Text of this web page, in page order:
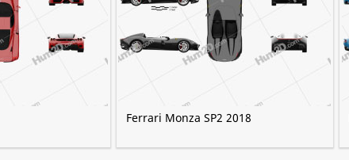
Ferrari Monza SP2 2018